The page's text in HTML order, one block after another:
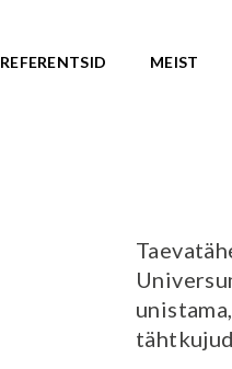
REFERENTSID MEIST
Minirambid
Skatepargi
Plaza skatepargid
Monoliitsed